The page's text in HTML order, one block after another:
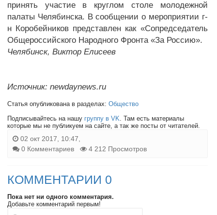
принять участие в круглом столе молодежной
палаты Челябинска. В сообщении о мероприятии г-
н Коробейников представлен как «Сопредседатель
Общероссийского Народного Фронта «За Россию».
Челябинск, Виктор Елисеев
Источник: newdaynews.ru
Статья опубликована в разделах: Общество
Подписывайтесь на нашу группу в VK. Там есть материалы
которые мы не публикуем на сайте, а так же посты от читателей.
02 окт 2017, 10:47,
0 Комментариев
4 212 Просмотров
КОММЕНТАРИИ 0
Пока нет ни одного комментария.
Добавьте комментарий первым!